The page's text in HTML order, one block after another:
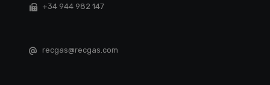
+34 944 982 147
recgas@recgas.com